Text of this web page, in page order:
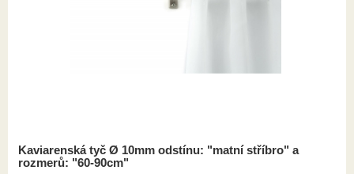
Kaviarenská tyč Ø 10mm odstínu: "matní stříbro" a
rozmerů: "60-90cm"